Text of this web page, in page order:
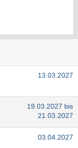
13.03.2027
19.03.2027 bis
21.03.2027
03.04.2027